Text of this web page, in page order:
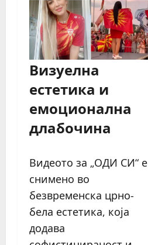
Визуелна
естетика и
емоционална
длабочина
Видеото за „ОДИ СИ“ е
снимено во
безвременска црно-
бела естетика, која
додава